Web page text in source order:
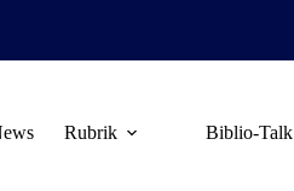
Rubrik Biblio-Talk